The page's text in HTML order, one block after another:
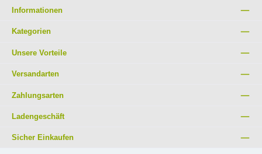
Informationen
Kategorien
Unsere Vorteile
Versandarten
Zahlungsarten
Ladengeschäft
Sicher Einkaufen